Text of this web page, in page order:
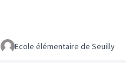
Ecole élémentaire de Seuilly